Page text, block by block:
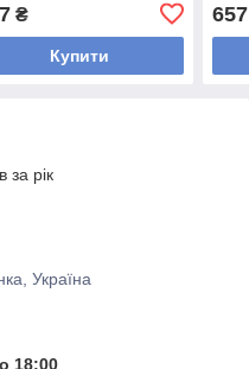
₴
Купити
657
за рік
Україна
18:00